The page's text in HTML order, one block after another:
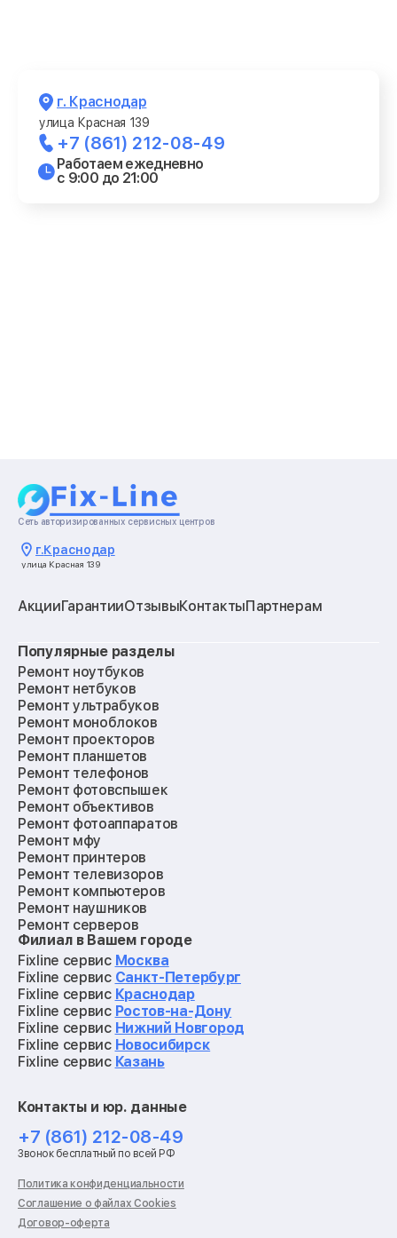
г. Краснодар
улица Красная 139
+7 (861) 212-08-49
Работаем ежедневно
с 9:00 до 21:00
Сеть авторизированных сервисных центров
г.Краснодар
улица Красная 139
АкцииГарантииОтзывыКонтактыПартнерам
Популярные разделы
Ремонт ноутбуков
Ремонт нетбуков
Ремонт ультрабуков
Ремонт моноблоков
Ремонт проекторов
Ремонт планшетов
Ремонт телефонов
Ремонт фотовспышек
Ремонт объективов
Ремонт фотоаппаратов
Ремонт мфу
Ремонт принтеров
Ремонт телевизоров
Ремонт компьютеров
Ремонт наушников
Ремонт серверов
Ремонт мониторов
Ремонт квадрокоптеров
Ремонт электросамокатов
Ремонт материнских плат
Ремонт видеокарт
Ремонт кофемашин
Ремонт vr систем
Ремонт игровых приставок
Ремонт роботов-пылесосов
Ремонт холодильников
Ремонт стиральных машин
Ремонт пылесосов
Ремонт варочных панелей
Ремонт духовых шкафов
Ремонт кондиционеров
Ремонт кухонных комбайнов
Филиал в Вашем городе
Fixline сервис Москва
Fixline сервис Санкт-Петербург
Fixline сервис Краснодар
Fixline сервис Ростов-на-Дону
Fixline сервис Нижний Новгород
Fixline сервис Новосибирск
Fixline сервис Казань
Контакты и юр. данные
+7 (861) 212-08-49
Звонок бесплатный по всей РФ
Политика конфиденциальности
Соглашение о файлах Cookies
Договор-оферта